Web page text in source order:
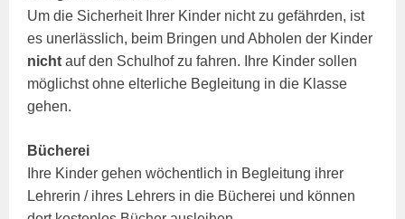
Um die Sicherheit Ihrer Kinder nicht zu gefährden, ist
es unerlässlich, beim Bringen und Abholen der Kinder
nicht auf den Schulhof zu fahren. Ihre Kinder sollen
möglichst ohne elterliche Begleitung in die Klasse
gehen.
Bücherei
Ihre Kinder gehen wöchentlich in Begleitung ihrer
Lehrerin / ihres Lehrers in die Bücherei und können